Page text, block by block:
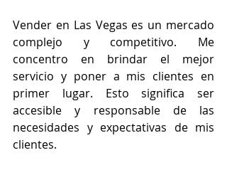
Vender en Las Vegas es un mercado
complejo y competitivo. Me
concentro en brindar el mejor
servicio y poner a mis clientes en
primer lugar. Esto significa ser
accesible y responsable de las
necesidades y expectativas de mis
clientes.